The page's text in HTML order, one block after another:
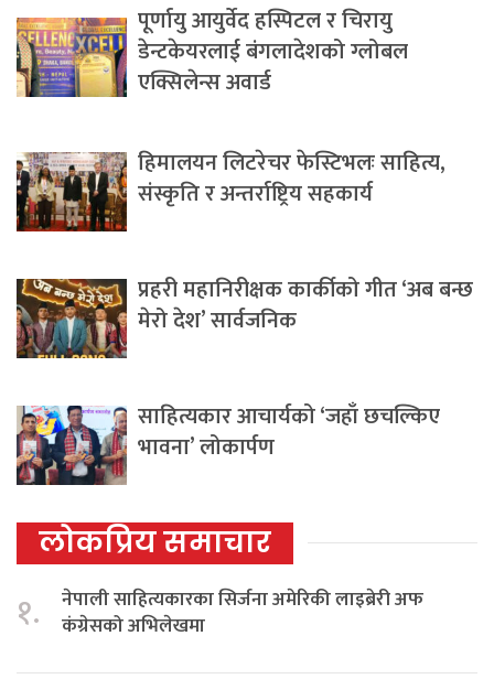
पूर्णायु आयुर्वेद हस्पिटल र चिरायु
डेन्टकेयरलाई बंगलादेशको ग्लोबल
एक्सिलेन्स अवार्ड
हिमालयन लिटरेचर फेस्टिभलः साहित्य,
संस्कृति र अन्तर्राष्ट्रिय सहकार्य
प्रहरी महानिरीक्षक कार्कीको गीत ‘अब बन्छ
मेरो देश’ सार्वजनिक
साहित्यकार आचार्यको ‘जहाँ छचल्किए
भावना’ लोकार्पण
लोकप्रिय समाचार
१.
नेपाली साहित्यकारका सिर्जना अमेरिकी लाइब्रेरी अफ
कंग्रेसको अभिलेखमा